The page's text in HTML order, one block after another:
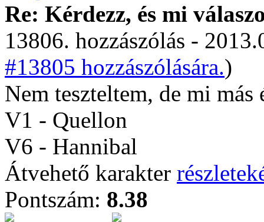
Re: Kérdezz, és mi
13806. hozzászólás -
#13805 hozzászólására.)
Nem teszteltem, de mi
V1 - Quellon
V6 - Hannibal
Átvehető karakter
Pontszám: 8.38